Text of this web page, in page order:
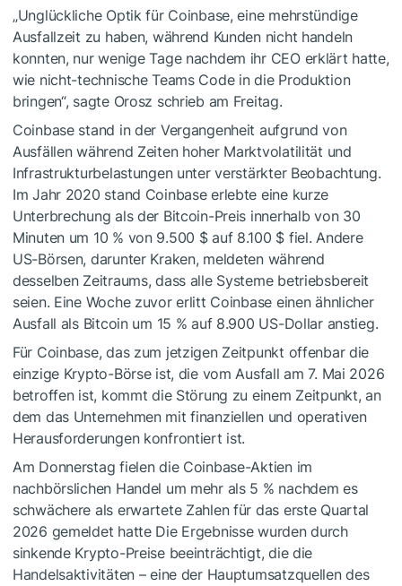
„Unglückliche Optik für Coinbase, eine mehrstündige
Ausfallzeit zu haben, während Kunden nicht handeln
konnten, nur wenige Tage nachdem ihr CEO erklärt hatte,
wie nicht-technische Teams Code in die Produktion
bringen“, sagte Orosz schrieb am Freitag.
Coinbase stand in der Vergangenheit aufgrund von
Ausfällen während Zeiten hoher Marktvolatilität und
Infrastrukturbelastungen unter verstärkter Beobachtung.
Im Jahr 2020 stand Coinbase erlebte eine kurze
Unterbrechung als der Bitcoin-Preis innerhalb von 30
Minuten um 10 % von 9.500 $ auf 8.100 $ fiel. Andere
US-Börsen, darunter Kraken, meldeten während
desselben Zeitraums, dass alle Systeme betriebsbereit
seien. Eine Woche zuvor erlitt Coinbase einen ähnlicher
Ausfall als Bitcoin um 15 % auf 8.900 US-Dollar anstieg.
Für Coinbase, das zum jetzigen Zeitpunkt offenbar die
einzige Krypto-Börse ist, die vom Ausfall am 7. Mai 2026
betroffen ist, kommt die Störung zu einem Zeitpunkt, an
dem das Unternehmen mit finanziellen und operativen
Herausforderungen konfrontiert ist.
Am Donnerstag fielen die Coinbase-Aktien im
nachbörslichen Handel um mehr als 5 % nachdem es
schwächere als erwartete Zahlen für das erste Quartal
2026 gemeldet hatte Die Ergebnisse wurden durch
sinkende Krypto-Preise beeinträchtigt, die die
Handelsaktivitäten – eine der Hauptumsatzquellen des